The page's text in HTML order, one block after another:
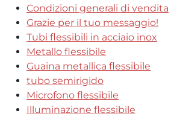
Condizioni generali di vendita
Grazie per il tuo messaggio!
Tubi flessibili in acciaio inox
Metallo flessibile
Guaina metallica flessibile
tubo semirigido
Microfono flessibile
Illuminazione flessibile